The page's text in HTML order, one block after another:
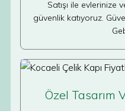
Satışı ile evlerinize
güvenlik katıyoruz.
Özel Tasarım